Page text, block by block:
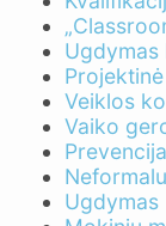
Ugdymas
Veiklos
Vaiko
Prevencija
Ugdymas